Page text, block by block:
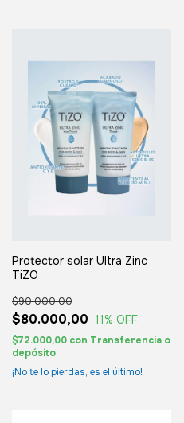
Protector solar Ultra Zinc
TiZO
$80.000,00
$90.000,00
11% OFF
$72.000,00 con Transferencia o
depósito
¡No te lo pierdas, es el último!